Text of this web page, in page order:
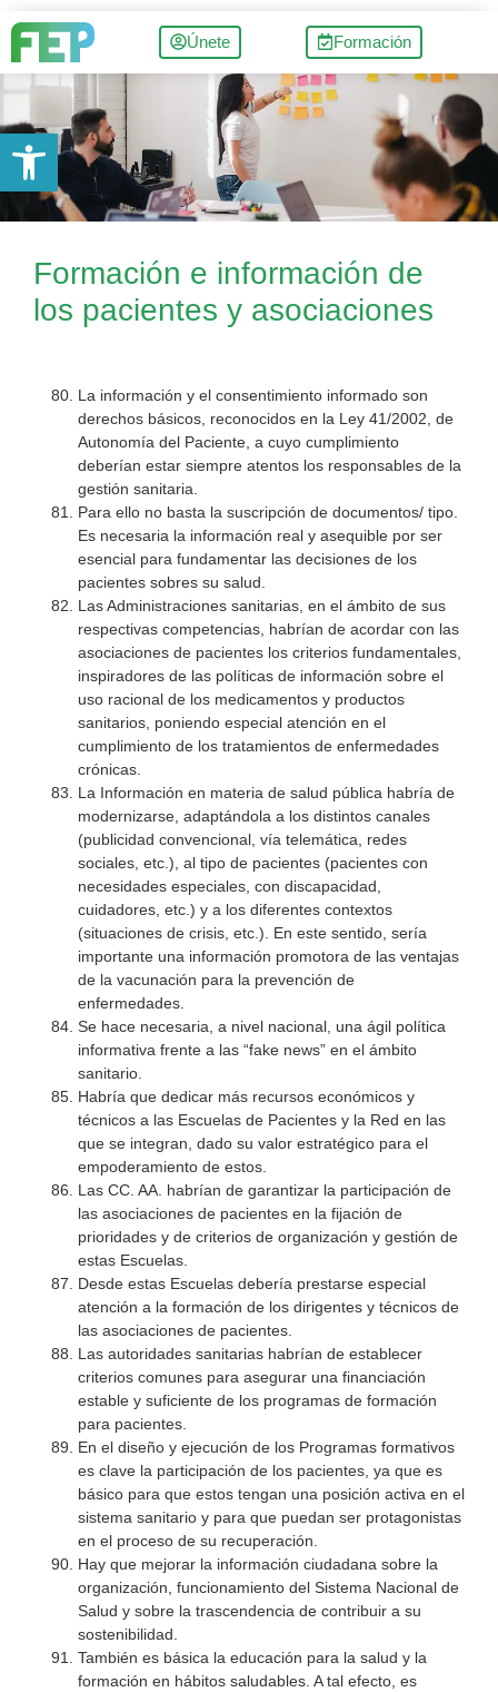
Únete Formación
Formación e información de
los pacientes y asociaciones
La información y el consentimiento informado son
derechos básicos, reconocidos en la Ley 41/2002, de
Autonomía del Paciente, a cuyo cumplimiento
deberían estar siempre atentos los responsables de la
gestión sanitaria.
Para ello no basta la suscripción de documentos/ tipo.
Es necesaria la información real y asequible por ser
esencial para fundamentar las decisiones de los
pacientes sobres su salud.
Las Administraciones sanitarias, en el ámbito de sus
respectivas competencias, habrían de acordar con las
asociaciones de pacientes los criterios fundamentales,
inspiradores de las políticas de información sobre el
uso racional de los medicamentos y productos
sanitarios, poniendo especial atención en el
cumplimiento de los tratamientos de enfermedades
crónicas.
La Información en materia de salud pública habría de
modernizarse, adaptándola a los distintos canales
(publicidad convencional, vía telemática, redes
sociales, etc.), al tipo de pacientes (pacientes con
necesidades especiales, con discapacidad,
cuidadores, etc.) y a los diferentes contextos
(situaciones de crisis, etc.). En este sentido, sería
importante una información promotora de las ventajas
de la vacunación para la prevención de
enfermedades.
Se hace necesaria, a nivel nacional, una ágil política
informativa frente a las “fake news” en el ámbito
sanitario.
Habría que dedicar más recursos económicos y
técnicos a las Escuelas de Pacientes y la Red en las
que se integran, dado su valor estratégico para el
empoderamiento de estos.
Las CC. AA. habrían de garantizar la participación de
las asociaciones de pacientes en la fijación de
prioridades y de criterios de organización y gestión de
estas Escuelas.
Desde estas Escuelas debería prestarse especial
atención a la formación de los dirigentes y técnicos de
las asociaciones de pacientes.
Las autoridades sanitarias habrían de establecer
criterios comunes para asegurar una financiación
estable y suficiente de los programas de formación
para pacientes.
En el diseño y ejecución de los Programas formativos
es clave la participación de los pacientes, ya que es
básico para que estos tengan una posición activa en el
sistema sanitario y para que puedan ser protagonistas
en el proceso de su recuperación.
Hay que mejorar la información ciudadana sobre la
organización, funcionamiento del Sistema Nacional de
Salud y sobre la trascendencia de contribuir a su
sostenibilidad.
También es básica la educación para la salud y la
formación en hábitos saludables. A tal efecto, es
Abrir barra de herramientas